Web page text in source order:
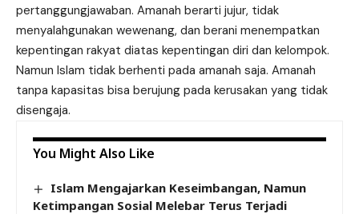
pertanggungjawaban. Amanah berarti jujur, tidak
menyalahgunakan wewenang, dan berani menempatkan
kepentingan rakyat diatas kepentingan diri dan kelompok.
Namun Islam tidak berhenti pada amanah saja. Amanah
tanpa kapasitas bisa berujung pada kerusakan yang tidak
disengaja.
You Might Also Like
Islam Mengajarkan Keseimbangan, Namun
Ketimpangan Sosial Melebar Terus Terjadi